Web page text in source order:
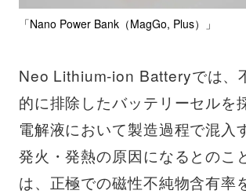
「Nano Power Bank（MagGo, Plus）」
Neo Lithium-ion Batteryでは、
的に排除したバッテリーセルを
電解液において製造過程で混入
発火・発熱の原因になるとのこ
は、正極での磁性不純物含有率